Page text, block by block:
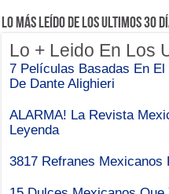
Lo Más Leído de Los Ultimos 30
Lo + Leido En Los
7 Películas Basadas En
De Dante Alighieri
ALARMA! La Revista
Leyenda
3817 Refranes Mexicanos